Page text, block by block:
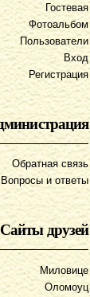
Гостевая
Фотоальбом
Пользователи
Вход
Регистрация
Обратная связь
Вопросы и ответы
Сайты друзей
Миловице
Оломоуц